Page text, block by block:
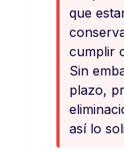
que
cumplir
Sin
plazo,
así lo